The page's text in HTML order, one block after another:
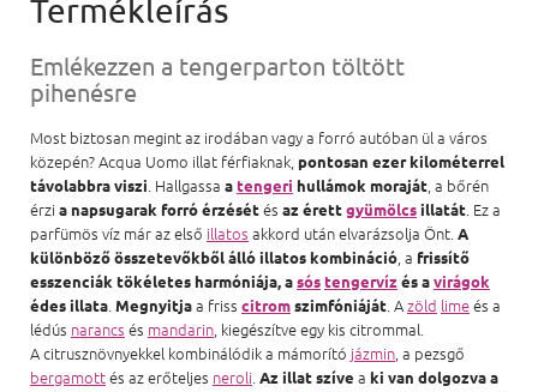
Emlékezzen a tengerparton töltött
pihenésre
Most biztosan megint az irodában vagy a forró autóban ül a város
közepén? Acqua Uomo illat férfiaknak, pontosan ezer kilométerrel
távolabbra viszi. Hallgassa atengeri hullámok moraját, a bőrén
érzi a napsugarak forró érzésétés az érettgyümölcsillatát. Ez a
parfümös víz már az első illatos akkord után elvarázsolja Önt.A
különböző összetevőkből álló illatos kombináció, a frissítő
esszenciák tökéletes harmóniája, asóstengervíz és avirágok
édes illata.Megnyitjaa friss citromszimfóniáját. Azöld limeés a
lédús narancs és mandarin, kiegészítve egy kis citrommal.
A citrusznövnyekkel kombinálódik a mámorító jázmin, a pezsgő
bergamottés az erőteljes neroli.Az illat szíve a ki van dolgozva a